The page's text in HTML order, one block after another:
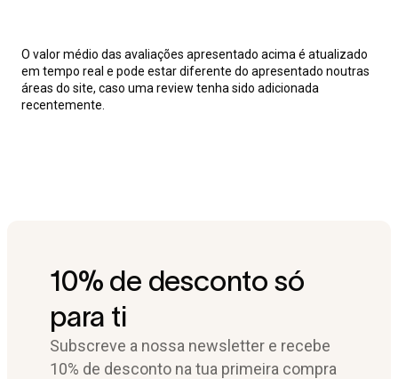
O valor médio das avaliações apresentado acima é atualizado
em tempo real e pode estar diferente do apresentado noutras
áreas do site, caso uma review tenha sido adicionada
recentemente.
10% de desconto só
para ti
Subscreve a nossa newsletter e recebe
10% de desconto na tua primeira compra